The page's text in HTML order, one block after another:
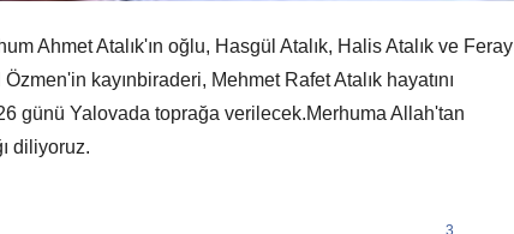
Ahmet Atalık'ın oğlu, Hasgül Atalık, Halis Atalık ve Feray
kayınbiraderi, Mehmet Rafet Atalık hayatını
günü Yalovada toprağa verilecek.Merhuma Allah'tan
diliyoruz.